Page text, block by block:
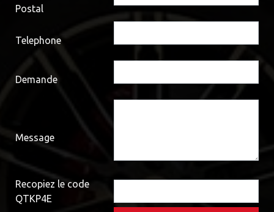
Postal
Telephone
Demande
Message
Recopiez le code
QTKP4E